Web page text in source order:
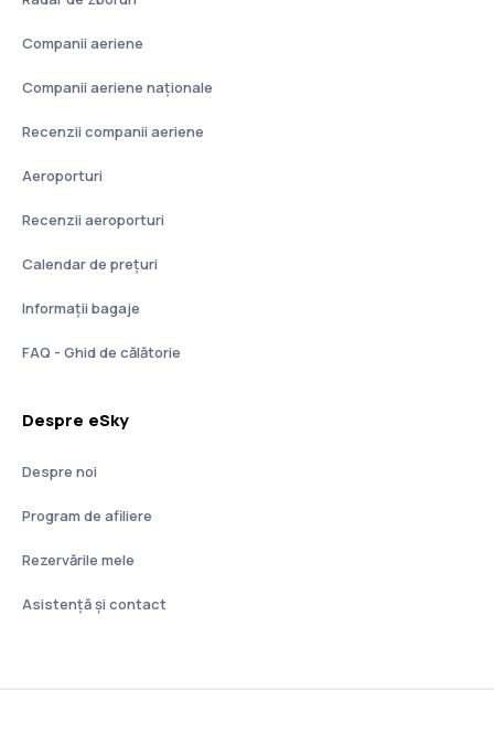
Companii aeriene
Companii aeriene naţionale
Recenzii companii aeriene
Aeroporturi
Recenzii aeroporturi
Calendar de prețuri
Informații bagaje
FAQ - Ghid de călătorie
Despre eSky
Despre noi
Program de afiliere
Rezervările mele
Asistenţă şi contact